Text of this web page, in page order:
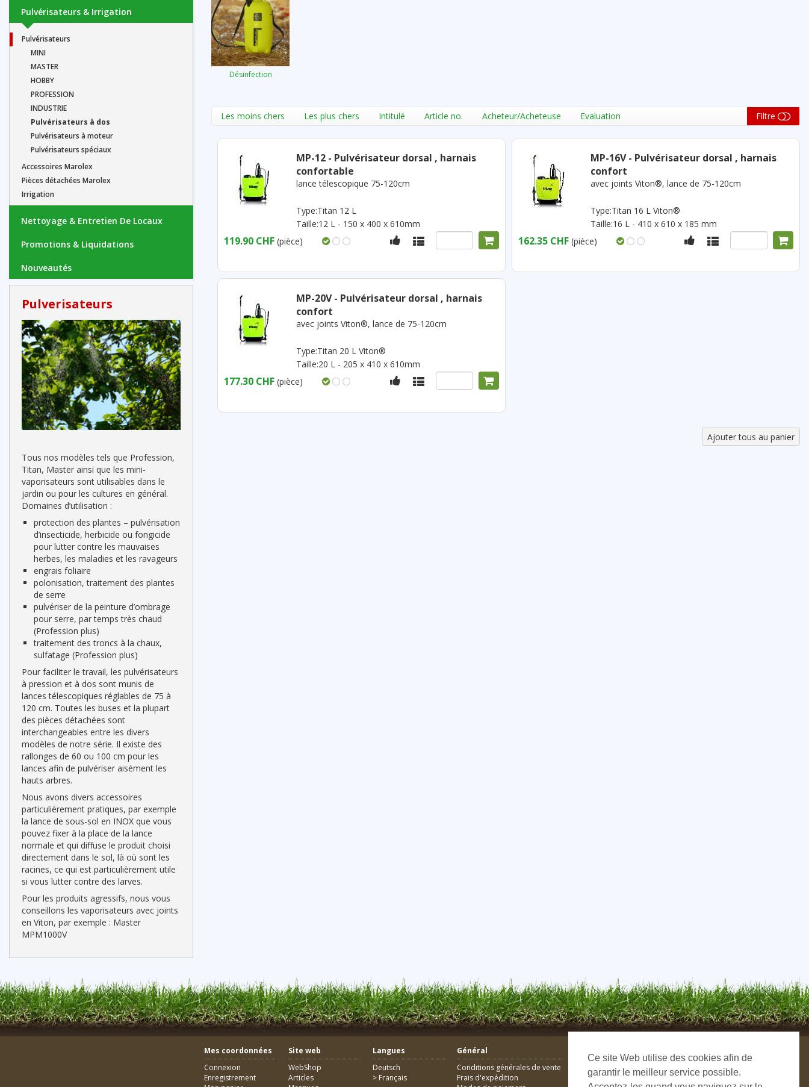
Ce site Web utilise des cookies afin de
garantir le meilleur service possible.
Pulvérisateurs & Irrigation
Pulvérisateurs
MINI
MASTER
HOBBY
PROFESSION
INDUSTRIE
Pulvérisateurs à dos
Pulvérisateurs à moteur
Pulvérisateurs spéciaux
Accessoires Marolex
Pièces détachées Marolex
Irrigation
Nettoyage & Entretien De Locaux
Promotions & Liquidations
Nouveautés
Pulverisateurs
Tous nos modèles tels que Profession,
Titan, Master ainsi que les mini-
vaporisateurs sont utilisables dans le
jardin ou pour les cultures en général.
Domaines d’utilisation :
protection des plantes – pulvérisation
d’insecticide, herbicide ou fongicide
pour lutter contre les mauvaises
herbes, les maladies et les ravageurs
engrais foliaire
polonisation, traitement des plantes
de serre
pulvériser de la peinture d’ombrage
pour serre, par temps très chaud
(Profession plus)
traitement des troncs à la chaux,
sulfatage (Profession plus)
Pour faciliter le travail, les pulvérisateurs
à pression et à dos sont munis de
lances télescopiques réglables de 75 à
120 cm. Toutes les buses et la plupart
des pièces détachées sont
interchangeables entre les divers
modèles de notre série. Il existe des
rallonges de 60 ou 100 cm pour les
lances afin de pulvériser aisément les
hauts arbres.
Nous avons divers accessoires
particulièrement pratiques, par exemple
la lance de sous-sol en INOX que vous
pouvez fixer à la place de la lance
normale et qui diffuse le produit choisi
directement dans le sol, là où sont les
racines, ce qui est particulièrement utile
si vous lutter contre des larves.
Pour les produits agressifs, nous vous
conseillons les vaporisateurs avec joints
en Viton, par exemple : Master
MPM1000V
Désinfection
Les moins chers Les plus chers Intitulé Article no. Acheteur/Acheteuse Evaluation Filtre
MP-12 - Pulvérisateur dorsal , harnais
confortable
lance télescopique 75-120cm
Type:Titan 12 L
Taille:12 L - 150 x 400 x 610mm
119.90 CHF (pièce)
MP-16V - Pulvérisateur dorsal , harnais
confort
avec joints Viton®, lance de 75-120cm
Type:Titan 16 L Viton®
Taille:16 L - 410 x 610 x 185 mm
162.35 CHF (pièce)
MP-20V - Pulvérisateur dorsal , harnais
confort
avec joints Viton®, lance de 75-120cm
Type:Titan 20 L Viton®
Taille:20 L - 205 x 410 x 610mm
177.30 CHF (pièce)
Mes coordonnées
Connexion
Enregistrement
Site web
WebShop
Articles
Langues
Deutsch
> Français
Général
Conditions générales de vente
Frais d'expédition